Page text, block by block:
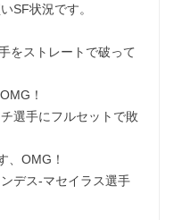
SF状況です。
をストレートで破って
！
選手にフルセットで敗
、OMG！
デス-マセイラス選手